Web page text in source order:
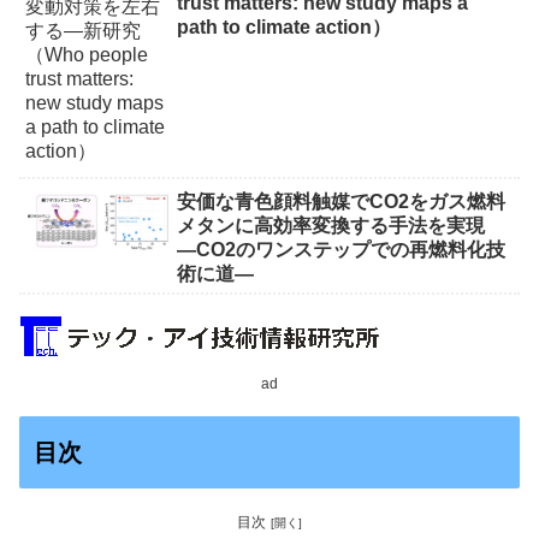
path to climate action）
安価な青色顔料触媒でCO2をガス燃料
メタンに高効率変換する手法を実現
―CO2のワンステップでの再燃料化技
術に道―
ad
目次
目次